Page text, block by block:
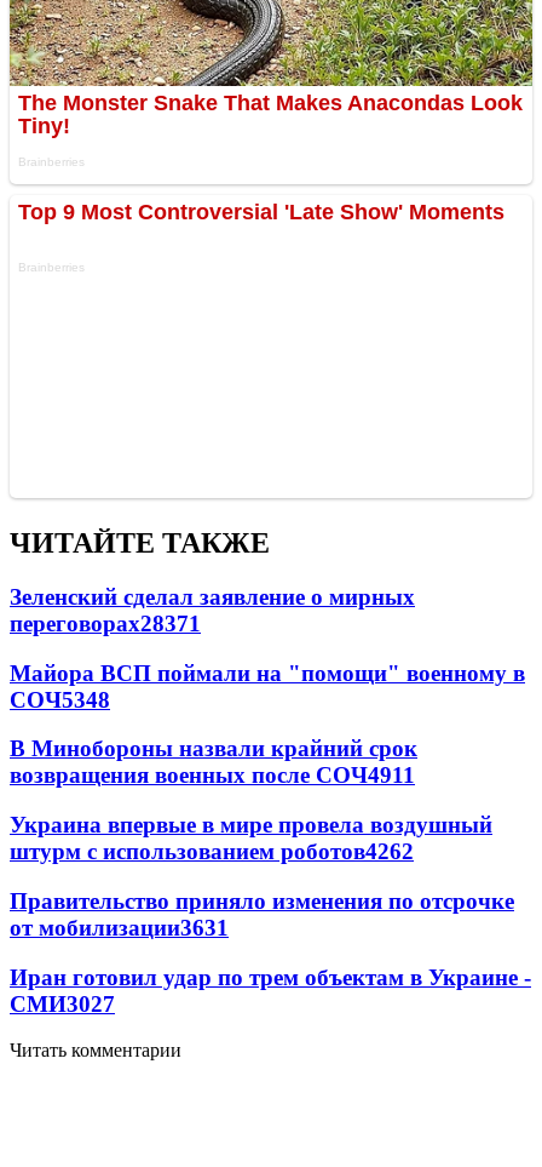
ЧИТАЙТЕ ТАКЖЕ
Зеленский сделал заявление о мирных
переговорах28371
Майора ВСП поймали на "помощи" военному в
СОЧ5348
В Минобороны назвали крайний срок
возвращения военных после СОЧ4911
Украина впервые в мире провела воздушный
штурм с использованием роботов4262
Правительство приняло изменения по отсрочке
от мобилизации3631
Иран готовил удар по трем объектам в Украине -
СМИ3027
Читать комментарии